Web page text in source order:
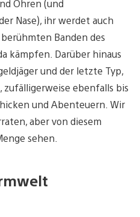
Ohren (und
Nase), ihr werdet auch
Banden des
kämpfen. Darüber hinaus
und der letzte Typ,
ebenfalls bis
und Abenteuern. Wir
aber von diesem
sehen.